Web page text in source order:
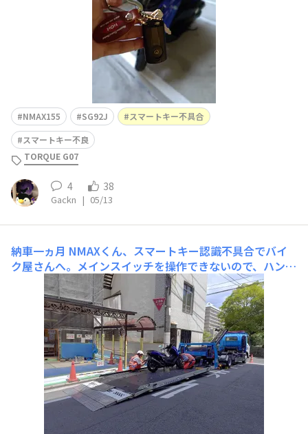
NMAX155 SG92J
スマートキー不具合
スマートキー不良
TORQUE G07
4 38
Gackn | 05/13
納車一ヵ月 NMAXくん、スマートキー認識不具合でバイ
ク屋さんへ。メインスイッチを操作できないので、ハンド
ルロック解錠できず💦 マンション修繕中の足場で間口狭
く、JAF員２人＋わたし ３人で、前輪を台車に乗せ駐輪場
から引きずり出しバイク屋さんへ運んでもらいました。バ
イク保険のロードサービスだと、どこまで無料なん